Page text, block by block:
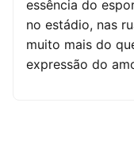
essência do
no estádio, nas
muito mais do
expressão do